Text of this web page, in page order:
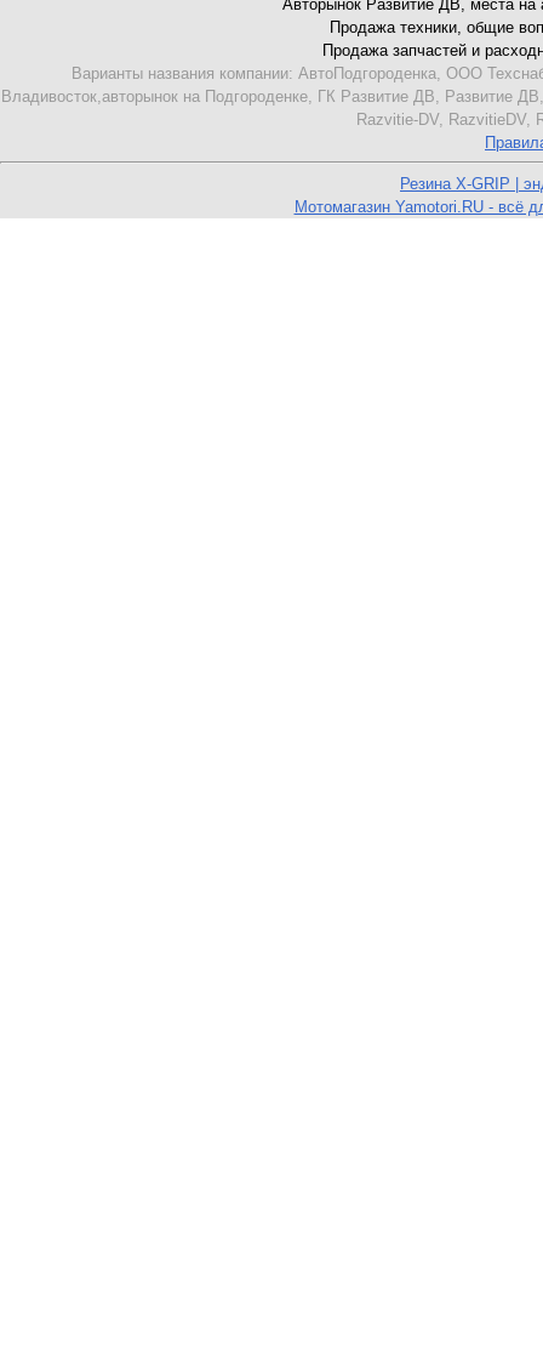
Авторынок Развитие ДВ, места на
Продажа техники, общие
Продажа запчастей и
Варианты названия компании: АвтоПодгороденка, ООО
Владивосток,авторынок на Подгороденке, ГК Развитие ДВ,
Razvitie-DV, RazvitieDV,
Резина X-GRIP |
Мотомагазин Yamotori.RU - всё